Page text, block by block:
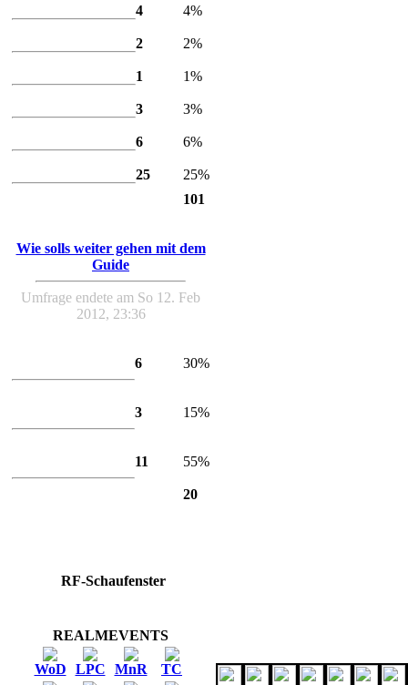
4
4%
2
2%
1
1%
3
3%
6
6%
25
25%
101
Wie solls weiter gehen mit dem
Guide
Umfrage endete am So 12. Feb
2012, 23:36
6 30%
3 15%
11 55%
20
RF-Schaufenster
REALMEVENTS
WoD LPC MnR TC